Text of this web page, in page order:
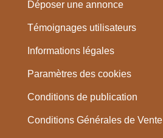
Déposer une annonce
Témoignages utilisateurs
Informations légales
Paramètres des cookies
Conditions de publication
Conditions Générales de Vente